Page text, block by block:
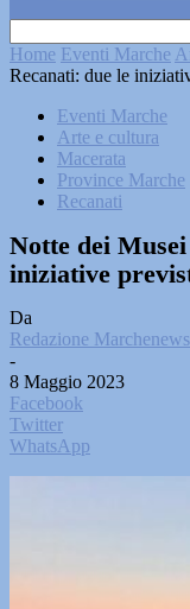
Home Eventi Marche
Recanati: due le
Eventi Marche
Arte e cultura
Macerata
Province Marche
Recanati
Notte dei
iniziative
Da
Redazione
-
8 Maggio 2023
Facebook
Twitter
WhatsApp